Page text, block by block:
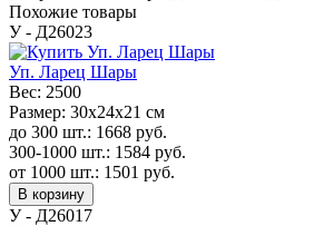
Похожие товары
У - Д26023
Уп. Ларец Шары
Вес: 2500
Размер: 30х24х21 см
до 300 шт.: 1668 руб.
300-1000 шт.: 1584 руб.
от 1000 шт.: 1501 руб.
В корзину
У - Д26017